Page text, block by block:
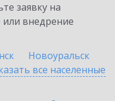
заявку на
внедрение
Новоуральск
все населенные